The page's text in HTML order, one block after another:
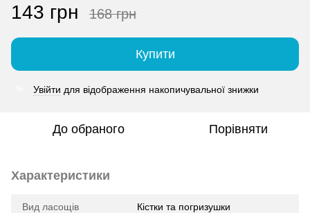
143 грн 168 грн
Купити
Увійти для відображення накопичувальної знижки
До обраного Порівняти
Характеристики
Вид ласощів Кістки та погризушки